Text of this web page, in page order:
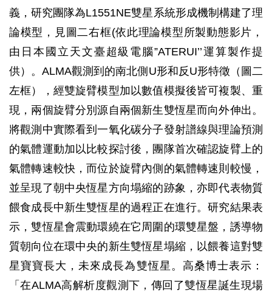
義，研究團隊為L1551NE雙星系統形成機制構建了理
論模型，見圖二右框(依此理論模型所製動態影片，
由日本國立天文臺超級電腦”ATERUI’’運算製作提
供）。ALMA觀測到的南北側U形和反U形特徵（圖二
左框），經雙旋臂模型加以數值模擬後皆可複製、重
現，兩個旋臂分別源自兩個新生雙恆星而向外伸出。
將觀測中實際看到一氧化碳分子發射譜線與理論預測
的氣體運動加以比較探討後，團隊首次確認旋臂上的
氣體轉速較快，而位於旋臂內側的氣體轉速則較慢，
並呈現了朝中央恆星方向塌縮的跡象，亦即代表物質
餵食成長中新生雙恆星的過程正在進行。研究結果表
示，雙恆星會震動環繞在它周圍的環雙星盤，誘導物
質朝向位在環中央的新生雙恆星塌縮，以餵養這對雙
星寶寶長大，未來成長為雙恆星。高桑博士表示：
「在ALMA高解析度觀測下，傳回了雙恆星誕生現場